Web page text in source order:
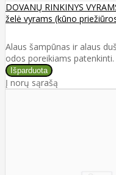
DOVANŲ RINKINYS
želė vyrams (kūno
Alaus šampūnas ir alaus
odos poreikiams
Į norų sąrašą